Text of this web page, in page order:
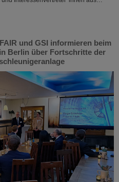
und GSI informieren beim
Berlin über Fortschritte der